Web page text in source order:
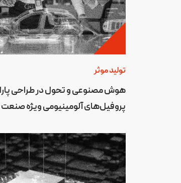
تولید موثر
هوش مصنوعی و تحول در طراحی
پروفیل‌های آلومینیومی ویژه